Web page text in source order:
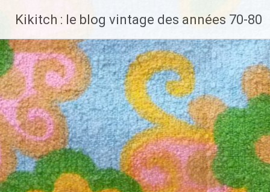
contenu
principal
Kikitch : le blog vintage des années 70-80